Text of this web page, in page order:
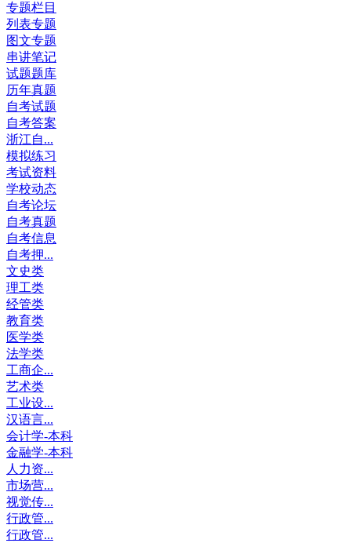
专题栏目
列表专题
图文专题
串讲笔记
试题题库
历年真题
自考试题
自考答案
浙江自...
模拟练习
考试资料
学校动态
自考论坛
自考真题
自考信息
自考押...
文史类
理工类
经管类
教育类
医学类
法学类
工商企...
艺术类
工业设...
汉语言...
会计学-本科
金融学-本科
人力资...
市场营...
视觉传...
行政管...
行政管...